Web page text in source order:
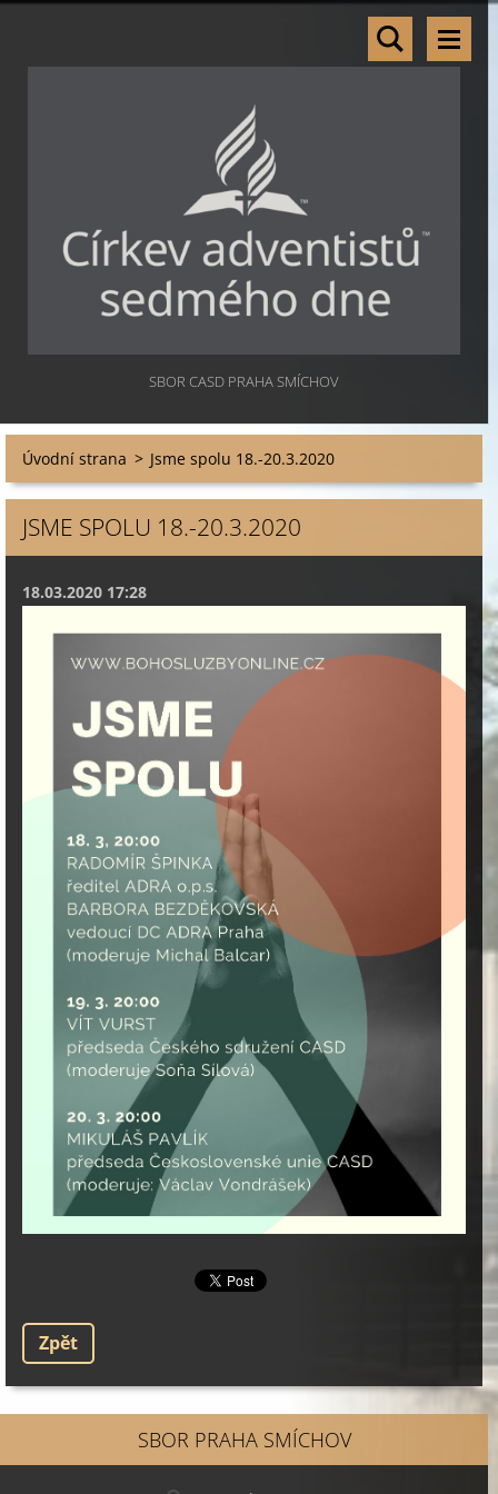
SBOR CASD PRAHA SMÍCHOV
Úvodní strana > Jsme spolu 18.-20.3.2020
JSME SPOLU 18.-20.3.2020
18.03.2020 17:28
Zpět
SBOR PRAHA SMÍCHOV